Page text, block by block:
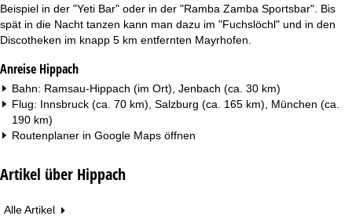
Beispiel in der "Yeti Bar" oder in der "Ramba Zamba Sportsbar". Bis
spät in die Nacht tanzen kann man dazu im "Fuchslöchl" und in den
Discotheken im knapp 5 km entfernten Mayrhofen.
Anreise Hippach
Bahn: Ramsau-Hippach (im Ort), Jenbach (ca. 30 km)
Flug: Innsbruck (ca. 70 km), Salzburg (ca. 165 km), München (ca.
190 km)
Routenplaner in Google Maps öffnen
Artikel über Hippach
Alle Artikel